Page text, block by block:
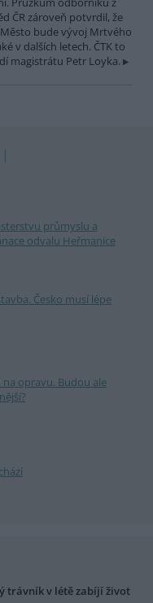
ČR zároveň potvrdil, že
bude vývoj Mrtvého
v dalších letech. ČTK to
magistrátu Petr Loyka.
průmyslu a
odvalu Heřmanice
Česko musí lépe
opravu. Budou ale
trávník v létě zabíjí život